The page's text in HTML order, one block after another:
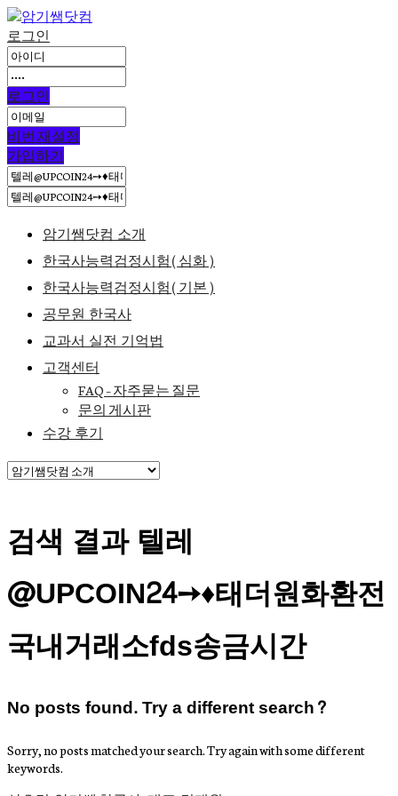
로그인
로그인
비번 재설정
가입하기
암기쌤닷컴 소개
한국사능력검정시험(심화)
한국사능력검정시험(기본)
공무원 한국사
교과서 실전 기억법
고객센터
FAQ – 자주묻는 질문
문의 게시판
수강 후기
검색 결과 텔레
@UPCOIN24➙♦태더원화환전
국내거래소fds송금시간
No posts found. Try a different search?
Sorry, no posts matched your search. Try again with some different
keywords.